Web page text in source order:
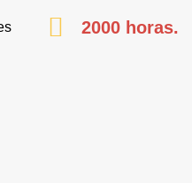
2000 horas.